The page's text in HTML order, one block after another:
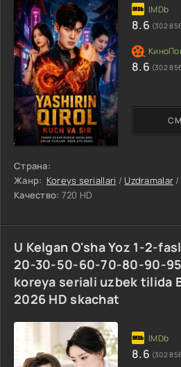
Страна:
Жанр: Koreys seriallari / Uzdramalar /
Качество: 720 HD
8.6 (302
8.6 (302
U Kelgan O'sha Yoz 1-2-
20-30-50-60-70-80-90-95
koreya seriali uzbek tilida
2026 HD skachat
8.6 (302